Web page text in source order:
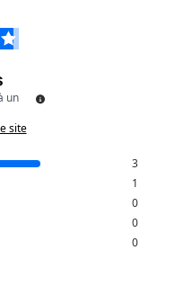
un
site
3
1
0
0
0